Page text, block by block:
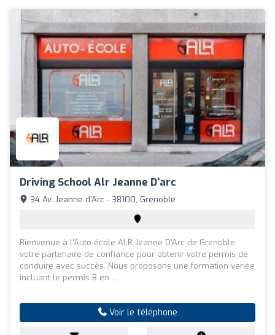
Driving School Alr Jeanne D'arc
34 Av. Jeanne d'Arc - 38100, Grenoble
Bienvenue à l'Auto-école ALR Jeanne D'Arc de Grenoble,
votre partenaire de confiance pour obtenir votre permis de
conduire avec succès. Nous proposons une formation variée
incluant le permis B en ...
Voir le téléphone